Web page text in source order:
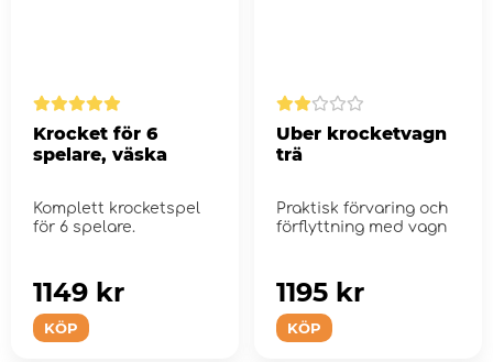
Krocket för 6
spelare, väska
Komplett krocketspel
för 6 spelare.
KÖP
1149 kr
Uber krocketvagn
trä
Praktisk förvaring och
förflyttning med vagn
KÖP
1195 kr